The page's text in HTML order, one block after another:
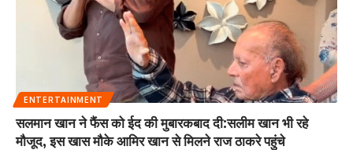
ENTERTAINMENT
सलमान खान ने फैंस को ईद की मुबारकबाद दी:सलीम खान भी रहे
मौजूद, इस खास मौके आमिर खान से मिलने राज ठाकरे पहुंचे